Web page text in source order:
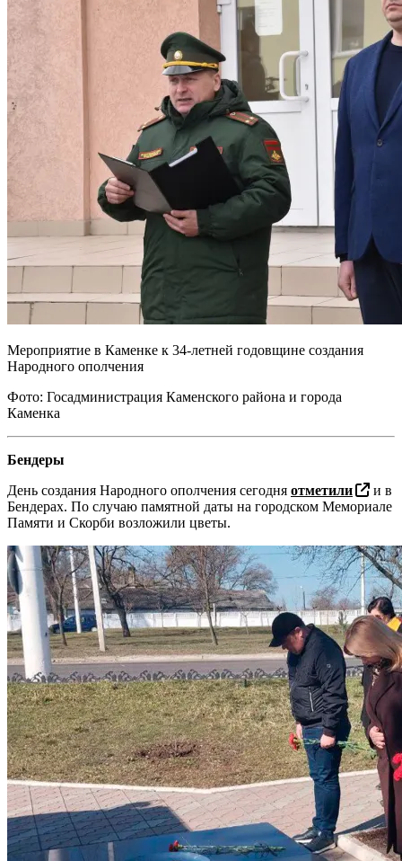
Мероприятие в Каменке к 34-летней годовщине создания
Народного ополчения
Фото: Госадминистрация Каменского района и города
Каменка
Бендеры
День создания Народного ополчения сегодня отметили
и в
Бендерах. По случаю памятной даты на городском Мемориале
Памяти и Скорби возложили цветы.